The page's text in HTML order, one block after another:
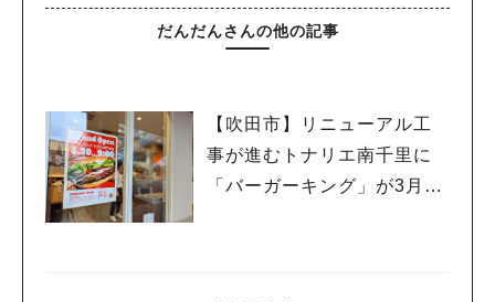
だんだんさんの他の記事
【吹田市】リニューアル工
事が進むトナリエ南千里に
「バーガーキング」が3月20